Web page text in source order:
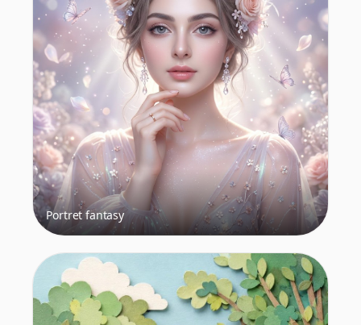
Portret fantasy